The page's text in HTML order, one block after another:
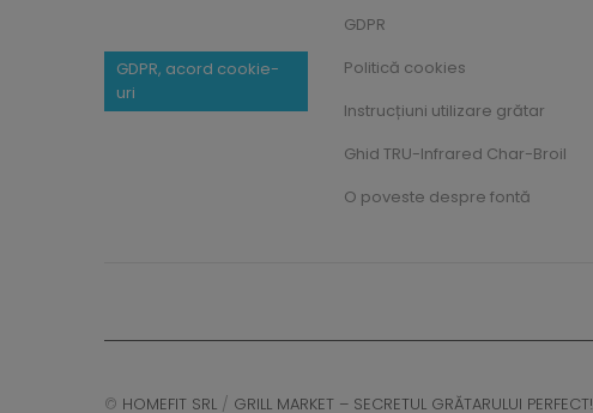
GDPR, acord cookie-
uri
GDPR
Politică cookies
Instrucțiuni utilizare grătar
Ghid TRU-Infrared Char-Broil
O poveste despre fontă
© HOMEFIT SRL / GRILL MARKET – SECRETUL GRĂTARULUI PERFECT!